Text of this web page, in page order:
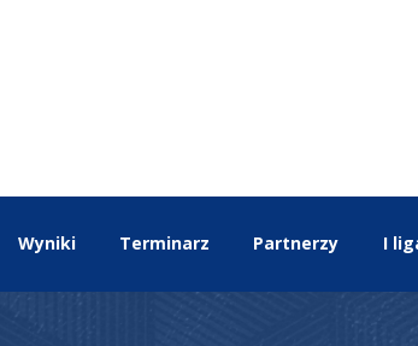
Wyniki Terminarz Partnerzy I